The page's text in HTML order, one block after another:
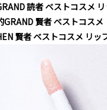
読者 ベストコスメ
GRAND 賢者 ベストコス
賢者 ベストコスメ リ